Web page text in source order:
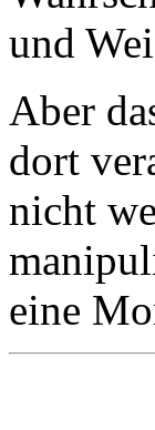
Aber
dort
nicht
eine